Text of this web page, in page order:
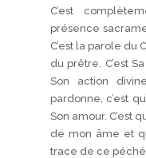
C’est
présence
C’est la parole du
du prêtre. C’est
Son action
pardonne, c’est
Son amour. C’est
de mon âme et
trace de ce péché.